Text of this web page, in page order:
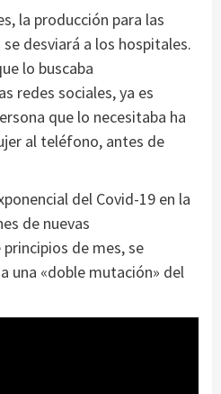
la producción para las
desviará a los hospitales.
lo buscaba
redes sociales, ya es
que lo necesitaba ha
al teléfono, antes de
del Covid-19 en la
de nuevas
de mes, se
una «doble mutación» del